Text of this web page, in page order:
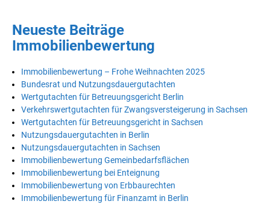
Neueste Beiträge
Immobilienbewertung
Immobilienbewertung – Frohe Weihnachten 2025
Bundesrat und Nutzungsdauergutachten
Wertgutachten für Betreuungsgericht Berlin
Verkehrswertgutachten für Zwangsversteigerung in Sachsen
Wertgutachten für Betreuungsgericht in Sachsen
Nutzungsdauergutachten in Berlin
Nutzungsdauergutachten in Sachsen
Immobilienbewertung Gemeinbedarfsflächen
Immobilienbewertung bei Enteignung
Immobilienbewertung von Erbbaurechten
Immobilienbewertung für Finanzamt in Berlin